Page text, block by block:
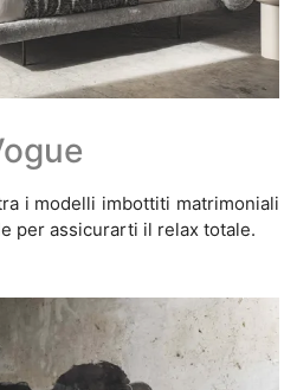
i modelli imbottiti matrimoniali
per assicurarti il relax totale.